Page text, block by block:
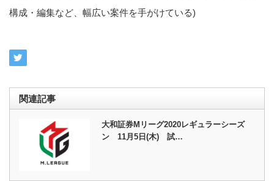
構成・編集など、幅広い案件を手がけている)
関連記事
大和証券Mリーグ2020レギュラーシーズ
ン 11月5日(木) 試…